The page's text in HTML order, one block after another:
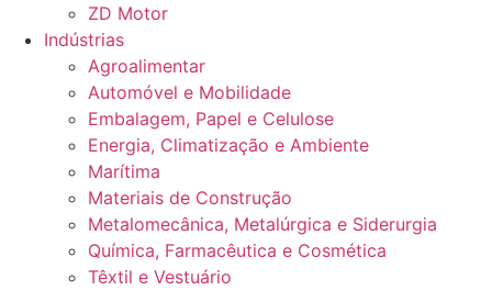
ZD Motor
Indústrias
Agroalimentar
Automóvel e Mobilidade
Embalagem, Papel e Celulose
Energia, Climatização e Ambiente
Marítima
Materiais de Construção
Metalomecânica, Metalúrgica e Siderurgia
Química, Farmacêutica e Cosmética
Têxtil e Vestuário